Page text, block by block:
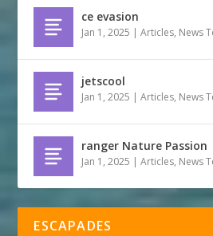
ce evasion
Jan 1, 2025 |Articles, News
jetscool
Jan 1, 2025 |Articles, News
ranger Nature Passion
Jan 1, 2025 |Articles, News
ESCAPADES